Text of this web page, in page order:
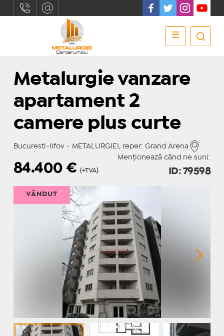
Metalurgie vanzare
apartament 2
camere plus curte
Bucuresti-Ilfov - METALURGIEI, reper: Grand Arena
Menționează când ne suni:
84.400€ (+TVA) ID: 79598
VÂNDUT